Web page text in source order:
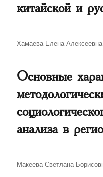
китайской и
Автор
Хамаева Елена Алексеевна
Основные
анализа в
Автор
Макеева Светлана